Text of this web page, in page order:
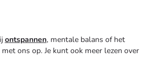
ontspannen, mentale balans of het
ons op. Je kunt ook meer lezen over